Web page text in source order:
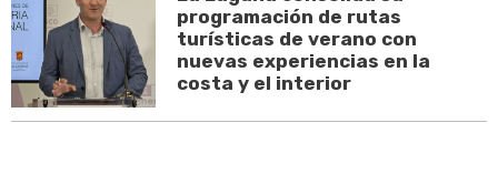
programación de rutas
turísticas de verano con
nuevas experiencias en la
costa y el interior